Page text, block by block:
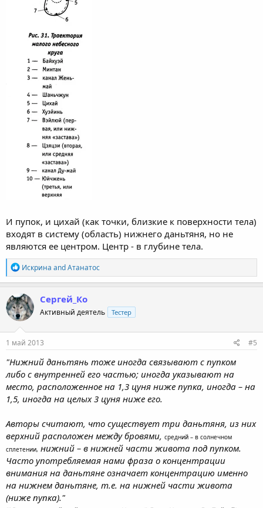
И пупок, и цихай (как точки, близкие к поверхности тела)
входят в систему (область) нижнего даньтяня, но не
являются ее центром. Центр - в глубине тела.
R
e
a
c
t
i
o
n
s
Искрина andАтанатос
Сергей_Ко
Активный деятель Тестер
1 май 2013 #5
"Нижний даньтянь тоже иногда связывают с пупком
либо с внутренней его частью; иногда указывают на
место, расположенное на 1,3 цуня ниже пупка, иногда – на
1,5, иногда на целых 3 цуня ниже его.
Авторы считают, что существует три даньтяня, из них
верхний расположен между бровями, средний – в солнечном
сплетении, нижний – в нижней части живота под пупком.
Часто употребляемая нами фраза о концентрации
внимания на даньтяне означает концентрацию именно
на нижнем даньтяне, т.е. на нижней части живота
(ниже пупка)."